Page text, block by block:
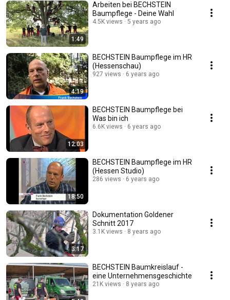
1:49
Arbeiten bei BECHSTEIN
Baumpflege - Deine Wahl
4.5K views 5 years ago
4:19
BECHSTEIN Baumpflege im HR
(Hessenschau)
927 views 6 years ago
12:03
BECHSTEIN Baumpflege bei
Was bin ich
6.6K views 6 years ago
18:50
BECHSTEIN Baumpflege im HR
(Hessen Studio)
286 views 6 years ago
3:17
Dokumentation Goldener
Schnitt 2017
3.1K views 8 years ago
BECHSTEIN Baumkreislauf -
eine Unternehmensgeschichte
21K views 8 years ago